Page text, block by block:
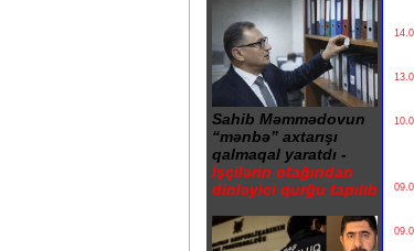
Sahib Məmmədovun
“mənbə” axtarışı
qalmaqal yaratdı -
İşçilərin otağından
dinləyici qurğu tapılıb